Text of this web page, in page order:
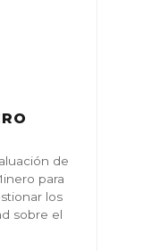
de
para
los
sobre el